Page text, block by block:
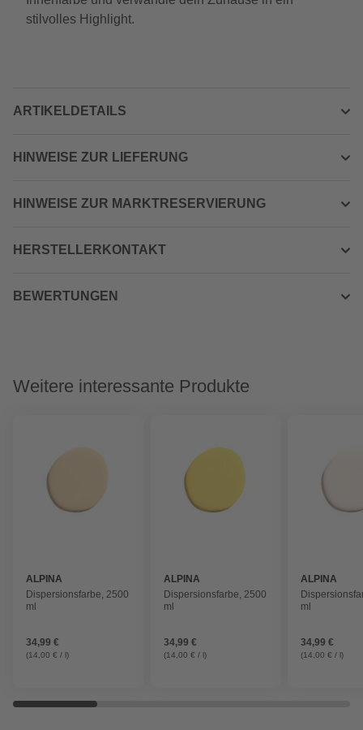
stilvolles Highlight.
ARTIKELDETAILS
HINWEISE ZUR LIEFERUNG
HINWEISE ZUR MARKTRESERVIERUNG
HERSTELLERKONTAKT
BEWERTUNGEN
Weitere interessante Produkte
ALPINA
Dispersionsfarbe, 2500
ml
34,99 €
(14,00 € / l)
ALPINA
Dispersionsfarbe, 2500
ml
34,99 €
(14,00 € / l)
ALPINA
ml
34,99 €
(14,00 € / l)